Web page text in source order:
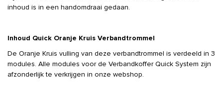
inhoud is in een handomdraai gedaan.
Inhoud Quick Oranje Kruis Verbandtrommel
De Oranje Kruis vulling van deze verbandtrommel is verdeeld in 3
modules. Alle modules voor de Verbandkoffer Quick System zijn
afzonderlijk te verkrijgen in onze webshop.